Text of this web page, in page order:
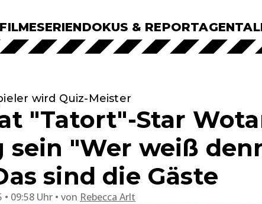
FILMESERIENDOKUS & REPORTAGEN
wird Quiz-Meister
"Tatort"-Star
sein "Wer weiß
sind die Gäste
• 09:58 Uhr von Rebecca Arlt